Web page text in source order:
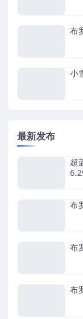
布
小
最新发布
超
布
布
布